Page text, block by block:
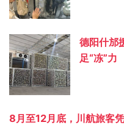
德阳什邡
足“冻”力
8月至12月底，川航旅客